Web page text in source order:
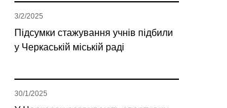
Підсумки стажування учнів підбили
у Черкаській міській раді
3/2/2025
30/1/2025